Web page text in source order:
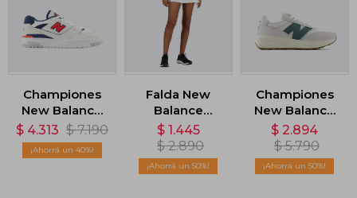
Championes
New Balance
550 - Blanco
$ 4.313 $ 7.190
40
Falda New
Balance
Tournament -
Blanco
$ 1.445
$ 2.890
50
Championes
New Balance
370 - Blanco
$ 2.894
$ 5.790
50